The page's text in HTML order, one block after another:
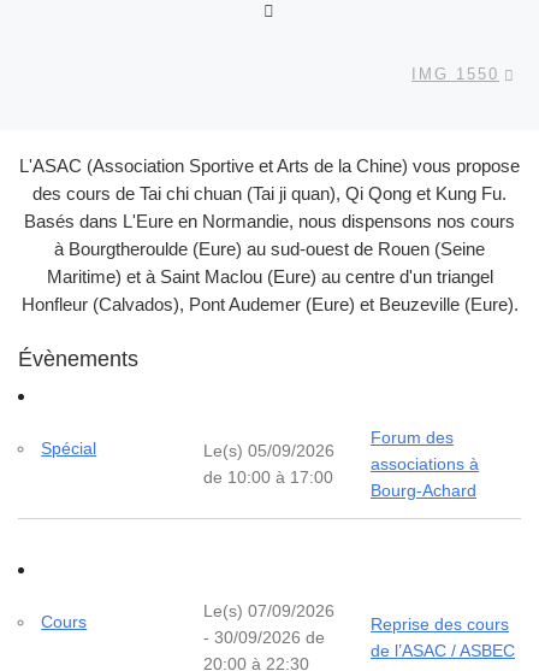
IMG 1550
L'ASAC (Association Sportive et Arts de la Chine) vous propose
des cours de Tai chi chuan (Tai ji quan), Qi Qong et Kung Fu.
Basés dans L'Eure en Normandie, nous dispensons nos cours
à Bourgtheroulde (Eure) au sud-ouest de Rouen (Seine
Maritime) et à Saint Maclou (Eure) au centre d'un triangel
Honfleur (Calvados), Pont Audemer (Eure) et Beuzeville (Eure).
Évènements
Spécial
Le(s) 05/09/2026
de 10:00 à 17:00
Forum des
associations à
Bourg-Achard
Cours
Le(s) 07/09/2026
- 30/09/2026 de
20:00 à 22:30
Reprise des cours
de l’ASAC / ASBEC